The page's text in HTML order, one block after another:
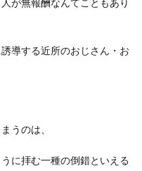
導する近所のおじさん・お
うのは、
に拝む一種の倒錯といえる